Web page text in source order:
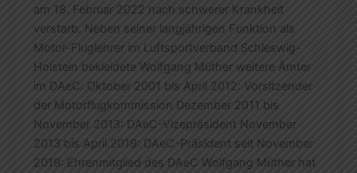
am 18. Februar 2022 nach schwerer Krankheit
verstarb. Neben seiner langjährigen Funktion als
Motor-Fluglehrer im Luftsportverband Schleswig-
Holstein bekleidete Wolfgang Müther weitere Ämter
im DAeC: Oktober 2001 bis April 2012: Vorsitzender
der Motorflugkommission Dezember 2011 bis
November 2013: DAeC-Vizepräsident November
2013 bis April.2019: DAeC-Präsident seit November
2019: Ehrenmitglied des DAeC Wolfgang Müther hat